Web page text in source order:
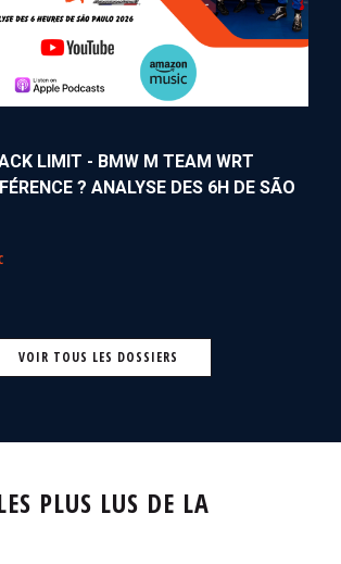
LIMIT - BMW M TEAM WRT
? ANALYSE DES 6H DE SÃO
VOIR TOUS LES DOSSIERS
PLUS LUS DE LA